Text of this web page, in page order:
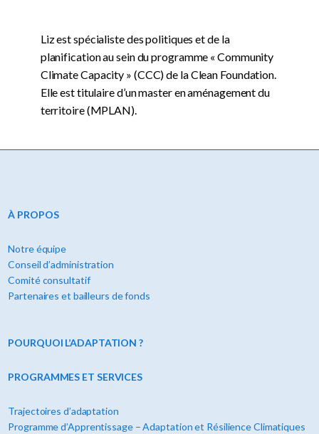
Liz est spécialiste des politiques et de la
planification au sein du programme « Community
Climate Capacity » (CCC) de la Clean Foundation.
Elle est titulaire d’un master en aménagement du
territoire (MPLAN).
À PROPOS
Notre équipe
Conseil d’administration
Comité consultatif
Partenaires et bailleurs de fonds
POURQUOI L’ADAPTATION ?
PROGRAMMES ET SERVICES
Trajectoires d’adaptation
Programme d’Apprentissage – Adaptation et Résilience Climatiques